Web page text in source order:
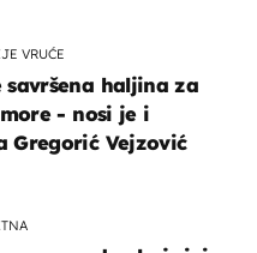
VRUĆE
savršena haljina za
- nosi je i
Gregorić Vejzović